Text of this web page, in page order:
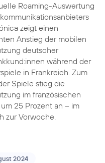
Roaming-Auswertung
zeigt einen
Anstieg der mobilen
deutscher
während der
in Frankreich. Zum
Spiele stieg die
im französischen
25 Prozent an – im
zur Vorwoche.
2024